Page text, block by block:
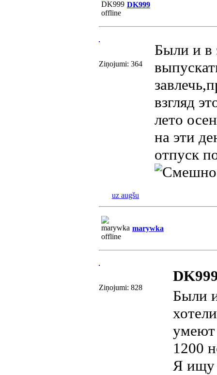
DK999
Ziņojumi: 364
Были и в
взгляд
лето
на эти
отпуск
uz augšu
marywka
Ziņojumi: 828
Были
умеют
1200
Я ищу